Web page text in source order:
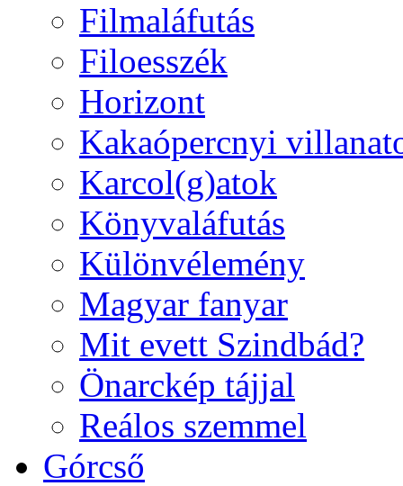
Filmaláfutás
Filoesszék
Horizont
Kakaópercnyi
Karcol(g)atok
Könyvaláfutás
Különvélemény
Magyar fanyar
Mit evett Szindbád?
Önarckép tájjal
Reálos szemmel
Górcső